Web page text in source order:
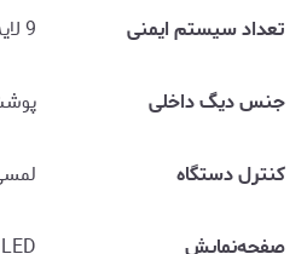
تعداد سیستم ایمنی 9 لایه محافظ ایمنی
جنس دیگ داخلی
کنترل دستگاه
صفحه‌نمایش LED رنگی